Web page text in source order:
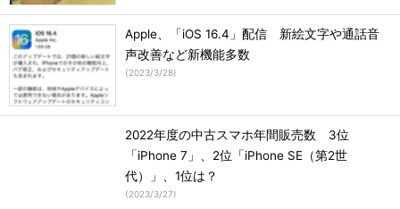
Apple、「iOS 16.4」配信 新絵文字や通話音
声改善など新機能多数
(2023/3/28)
2022年度の中古スマホ年間販売数 3位
「iPhone 7」、2位「iPhone SE（第2世
代）」、1位は？
(2023/3/27)